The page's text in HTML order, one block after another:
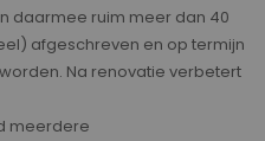
daarmee ruim meer dan 40
afgeschreven en op termijn
Na renovatie verbetert
meerdere